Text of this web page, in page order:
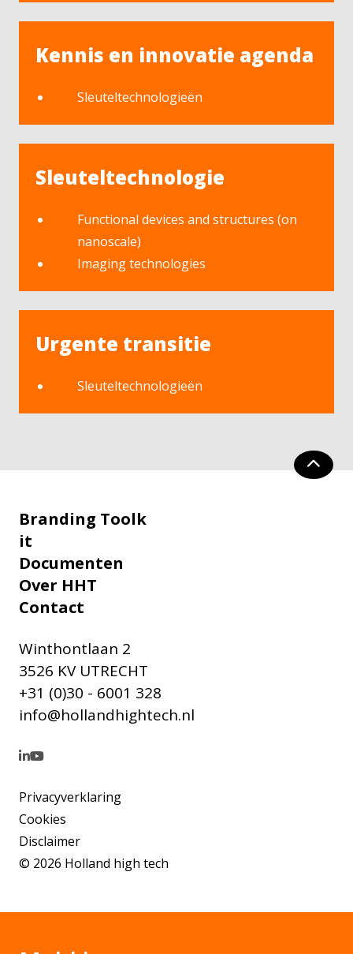
Kennis en innovatie agenda
Sleuteltechnologieën
Sleuteltechnologie
Functional devices and structures (on
nanoscale)
Imaging technologies
Urgente transitie
Sleuteltechnologieën
Branding Toolk
it
Documenten
Over HHT
Contact
Winthontlaan 2
3526 KV UTRECHT
+31 (0)30 - 6001 328
info@hollandhightech.nl
© 2026 Holland high tech
Privacyverklaring
Cookies
Disclaimer